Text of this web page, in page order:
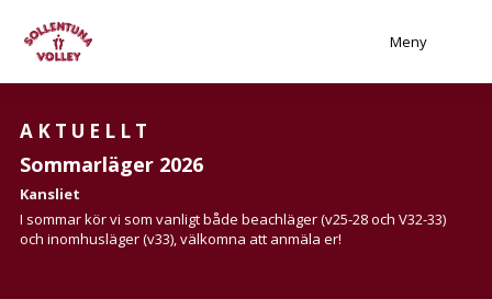
Meny
AKTUELLT
Sommarläger 2026
Kansliet
I sommar kör vi som vanligt både beachläger (v25-28 och V32-33)
och inomhusläger (v33), välkomna att anmäla er!